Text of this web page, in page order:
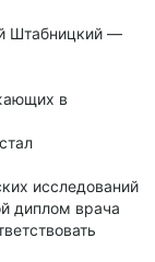
Штабницкий —
в
исследований
диплом врача